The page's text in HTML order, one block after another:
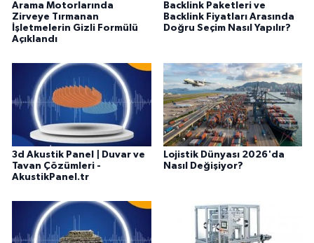
Arama Motorlarında
Zirveye Tırmanan
İşletmelerin Gizli Formülü
Açıklandı
Backlink Paketleri ve
Backlink Fiyatları Arasında
Doğru Seçim Nasıl Yapılır?
3d Akustik Panel | Duvar ve
Tavan Çözümleri -
AkustikPanel.tr
Lojistik Dünyası 2026'da
Nasıl Değişiyor?